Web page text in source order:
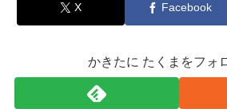
X Facebook
かきたに たくまをフォ